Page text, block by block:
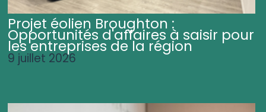
Projet éolien Broughton :
Opportunités d'affaires à saisir pour
les entreprises de la région
9 juillet 2026